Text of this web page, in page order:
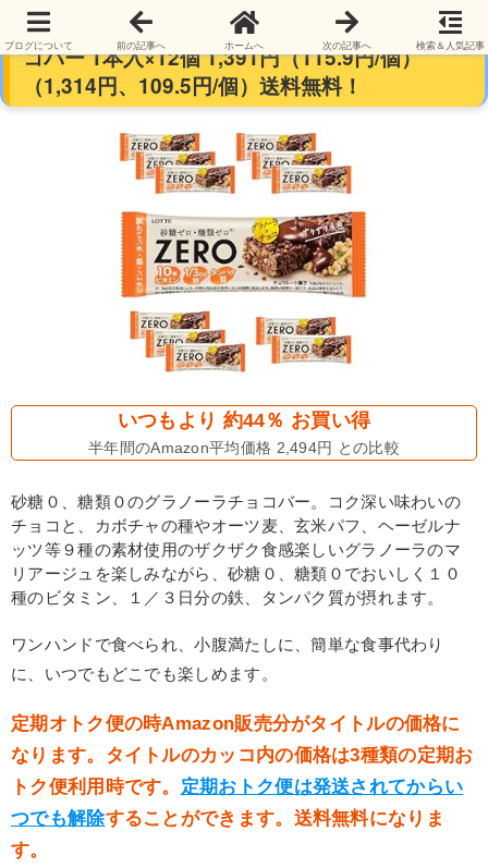
【砂糖0、糖類0】ロッテ ゼロ グラノーラチョ
コバー 1本入×12個 1,391円（115.9円/個）
（1,314円、109.5円/個）送料無料！
いつもより 約44％ お買い得
半年間のAmazon平均価格 2,494円 との比較
砂糖０、糖類０のグラノーラチョコバー。コク深い味わいの
チョコと、カボチャの種やオーツ麦、玄米パフ、ヘーゼルナ
ッツ等９種の素材使用のザクザク食感楽しいグラノーラのマ
リアージュを楽しみながら、砂糖０、糖類０でおいしく１０
種のビタミン、１／３日分の鉄、タンパク質が摂れます。
ワンハンドで食べられ、小腹満たしに、簡単な食事代わり
に、いつでもどこでも楽しめます。
定期オトク便の時Amazon販売分がタイトルの価格に
なります。タイトルのカッコ内の価格は3種類の定期お
トク便利用時です。 定期おトク便は発送されてからい
つでも解除することができます。送料無料になりま
す。
ブログについて 前の記事へ ホームへ 次の記事へ 検索＆人気記事